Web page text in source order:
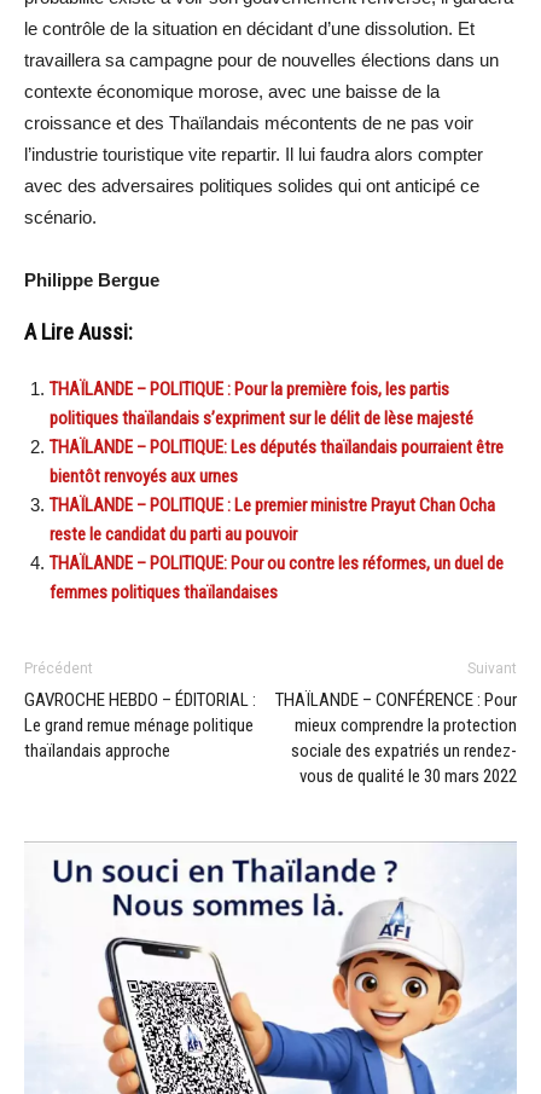
le contrôle de la situation en décidant d’une dissolution. Et
travaillera sa campagne pour de nouvelles élections dans un
contexte économique morose, avec une baisse de la
croissance et des Thaïlandais mécontents de ne pas voir
l’industrie touristique vite repartir. Il lui faudra alors compter
avec des adversaires politiques solides qui ont anticipé ce
scénario.
Philippe Bergue
A Lire Aussi:
THAÏLANDE – POLITIQUE : Pour la première fois, les partis
politiques thaïlandais s’expriment sur le délit de lèse majesté
THAÏLANDE – POLITIQUE: Les députés thaïlandais pourraient être
bientôt renvoyés aux urnes
THAÏLANDE – POLITIQUE : Le premier ministre Prayut Chan Ocha
reste le candidat du parti au pouvoir
THAÏLANDE – POLITIQUE: Pour ou contre les réformes, un duel de
femmes politiques thaïlandaises
Précédent
GAVROCHE HEBDO – ÉDITORIAL :
Le grand remue ménage politique
thaïlandais approche
Suivant
THAÏLANDE – CONFÉRENCE : Pour
mieux comprendre la protection
sociale des expatriés un rendez-
vous de qualité le 30 mars 2022